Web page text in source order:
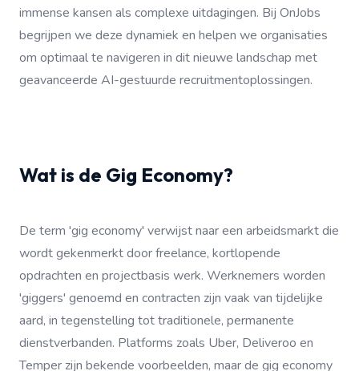
immense kansen als complexe uitdagingen. Bij OnJobs
begrijpen we deze dynamiek en helpen we organisaties
om optimaal te navigeren in dit nieuwe landschap met
geavanceerde AI-gestuurde recruitmentoplossingen.
Wat is de Gig Economy?
De term 'gig economy' verwijst naar een arbeidsmarkt die
wordt gekenmerkt door freelance, kortlopende
opdrachten en projectbasis werk. Werknemers worden
'giggers' genoemd en contracten zijn vaak van tijdelijke
aard, in tegenstelling tot traditionele, permanente
dienstverbanden. Platforms zoals Uber, Deliveroo en
Temper zijn bekende voorbeelden, maar de gig economy